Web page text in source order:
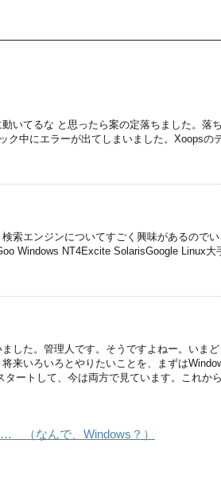
いてるな と思ったら案の定落ちました。落
ク中にエラーが出てしまいました。Xoops
索エンジンについてすごく興味があるので
Windows NT4Excite SolarisGoogle Linux
した。管理人です。そうですよねー。いま
来いろいろとやりたいことを、まずは
タートして、今は両方で見ています。これか
（なんで、Windows？）